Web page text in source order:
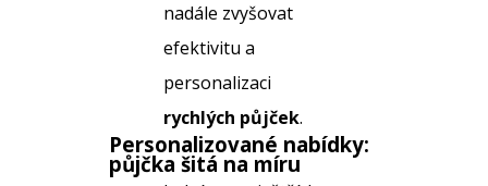
nadále zvyšovat
efektivitu a
personalizaci
rychlých půjček.
Personalizované nabídky:
půjčka šitá na míru